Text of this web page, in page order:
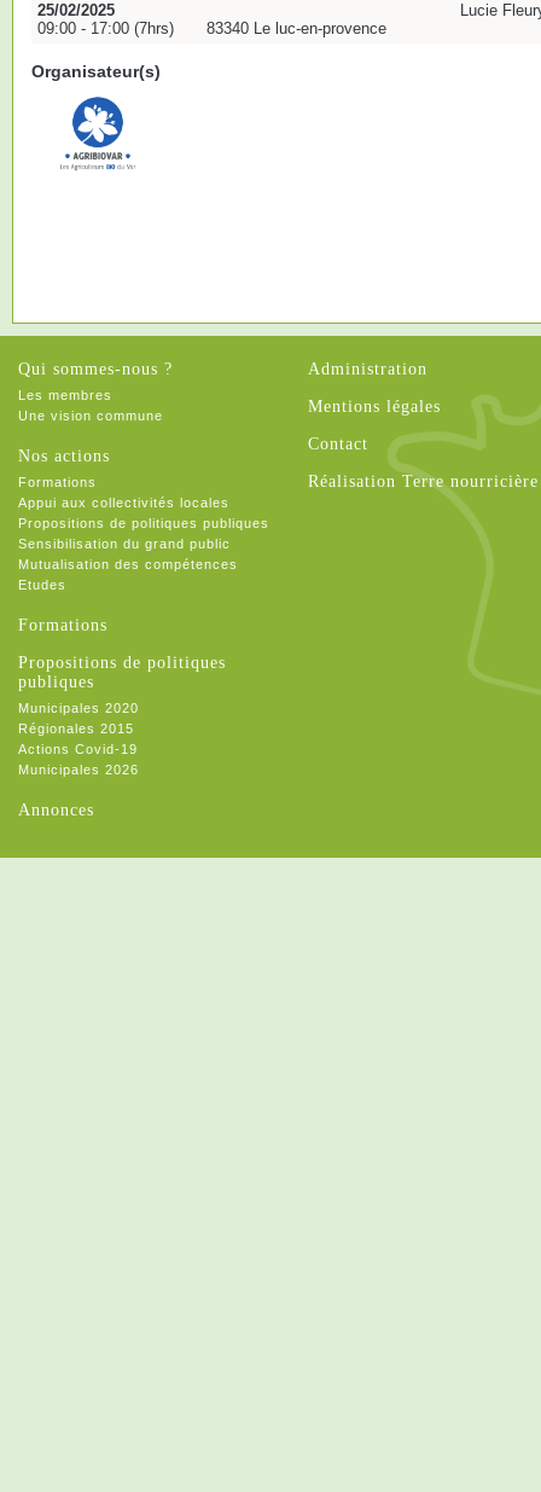
25/02/2025
09:00 - 17:00 (7hrs)
83340 Le luc-en-provence
Lucie
Organisateur(s)
Qui sommes-nous ?
Les membres
Une vision commune
Nos actions
Formations
Appui aux collectivités locales
Propositions de politiques publiques
Sensibilisation du grand public
Mutualisation des compétences
Etudes
Formations
Propositions de politiques
publiques
Municipales 2020
Régionales 2015
Actions Covid-19
Municipales 2026
Annonces
Administration
Mentions légales
Contact
Réalisation Terre nourricière